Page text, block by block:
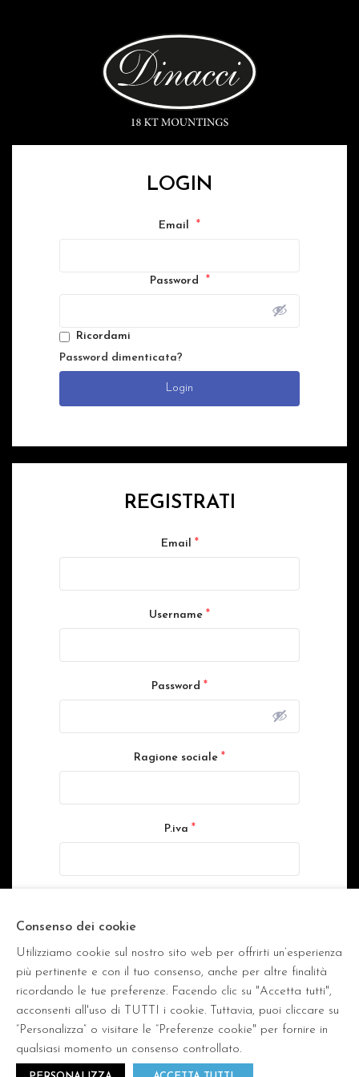
LOGIN
Email *
Password *
Ricordami
Password dimenticata?
Login
REGISTRATI
Email *
Username *
Password *
Ragione sociale *
P.iva *
Letta laPrivacy Policy
Dinacci srl a trattare i miei dati personali.
Consenso dei cookie
Utilizziamo cookie sul nostro sito web per offrirti un’esperienza
più pertinente e con il tuo consenso, anche per altre finalità
ricordando le tue preferenze. Facendo clic su "Accetta tutti",
acconsenti all'uso di TUTTI i cookie. Tuttavia, puoi cliccare su
“Personalizza” o visitare le “Preferenze cookie" per fornire in
qualsiasi momento un consenso controllato.